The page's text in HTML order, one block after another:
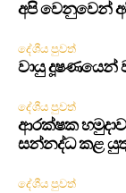
අපි වෙනුවෙන්
දේශීය පුවත්
වායු දූෂණයෙන්
දේශීය පුවත්
ආරක්ෂක
සන්නද්ධ කළ
දේශීය පුවත්